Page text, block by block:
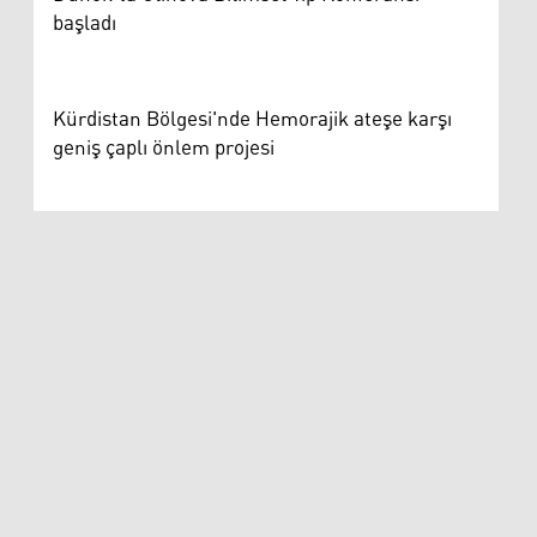
başladı
Kürdistan Bölgesi'nde Hemorajik ateşe karşı
geniş çaplı önlem projesi